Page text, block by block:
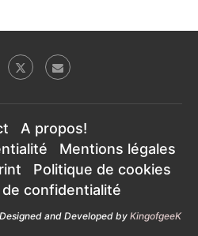
A propos!
Mentions légales
Politique de cookies
confidentialité
and Developed by KingofgeeK